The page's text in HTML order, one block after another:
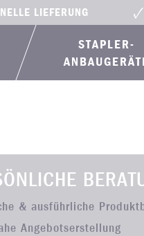
LIEFERUNG
STAPLER-
& ausführliche
Angebotserstellung